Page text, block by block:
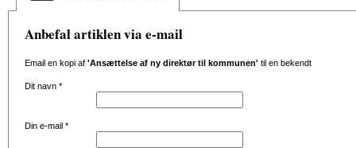
Anbefal artiklen via e-mail
Email en kopi af 'Ansættelse af ny direktør til kommunen' til en bekendt
Dit navn *
Din e-mail *